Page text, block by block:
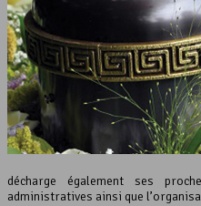
décharge également ses
administratives ainsi que